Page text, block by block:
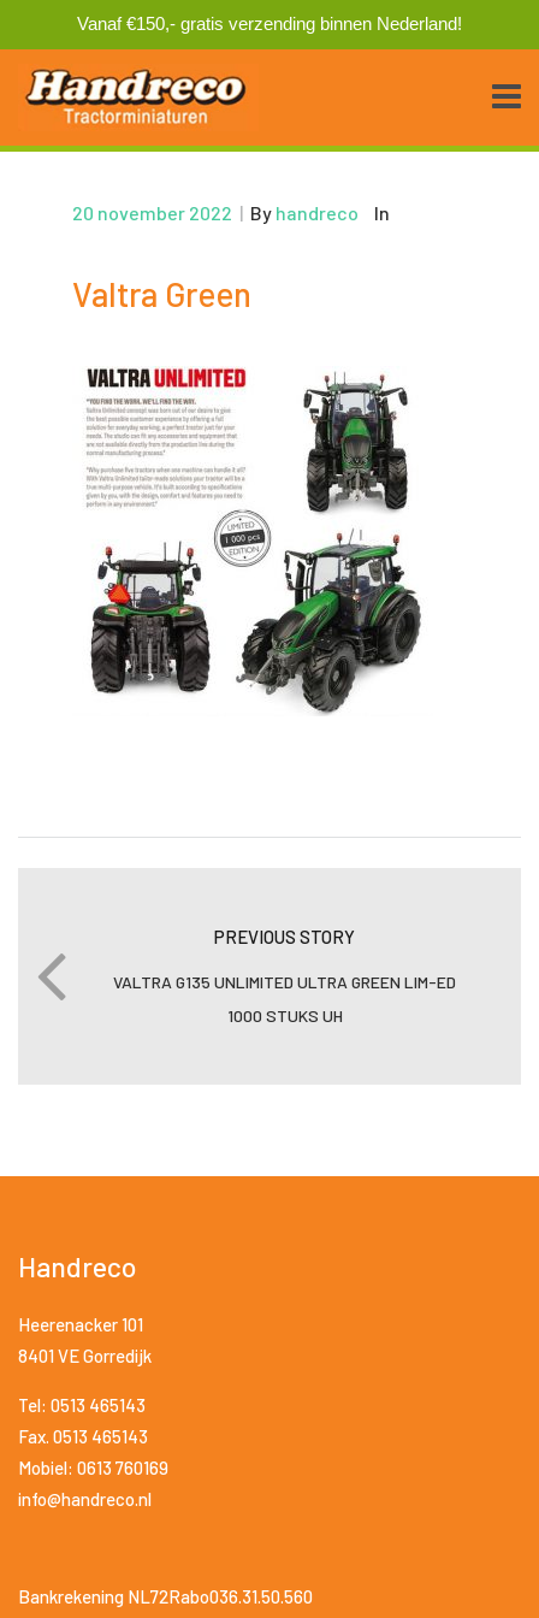
Vanaf €150,- gratis verzending binnen Nederland!
20 november 2022 | By handreco In
Valtra Green
PREVIOUS STORY
VALTRA G135 UNLIMITED ULTRA GREEN LIM-ED
1000 STUKS UH
Handreco
Heerenacker 101
8401 VE Gorredijk
Tel: 0513 465143
Fax. 0513 465143
Mobiel: 0613 760169
info@handreco.nl
Bankrekening NL72Rabo036.31.50.560